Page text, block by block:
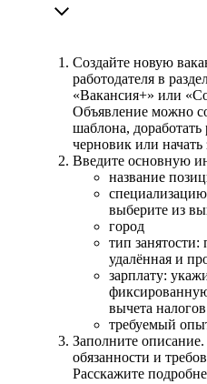
Создайте новую
работодателя в
«Вакансия+» или
Объявление можно
шаблона,
черновик или начать
Введите основную
название
выберите из
город
тип занятости:
удалённая и
зарплату:
вычета налогов
требуемый
Заполните
обязанности и
Расскажите